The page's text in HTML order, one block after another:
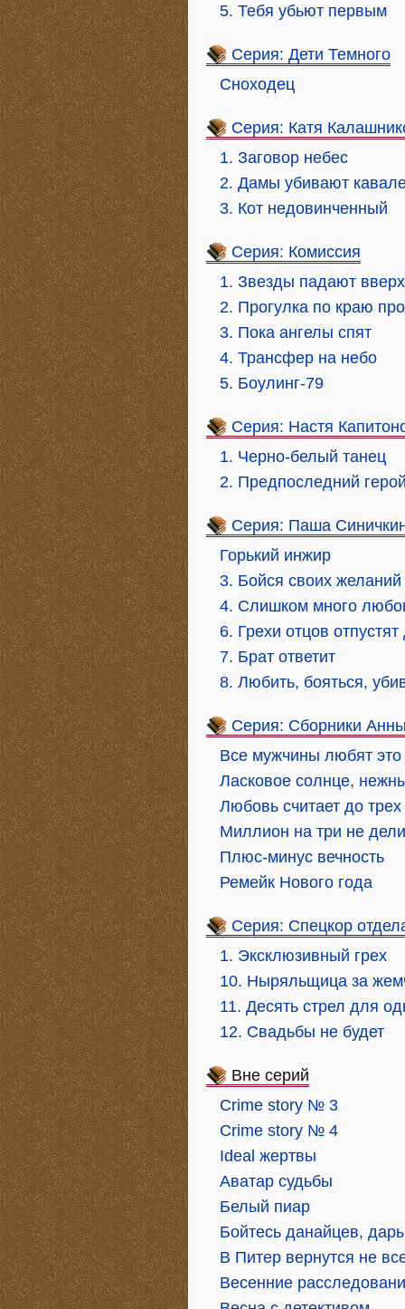
5. Тебя убьют первым
Серия: Дети Темного
Сноходец
Серия: Катя
1. Заговор небес
2. Дамы убивают
3. Кот недовинченный
Серия: Комиссия
1. Звезды падают вверх
2. Прогулка по краю
3. Пока ангелы спят
4. Трансфер на небо
5. Боулинг-79
Серия: Настя
1. Черно-белый танец
2. Предпоследний
Серия: Паша
Горький инжир
3. Бойся своих желаний
4. Слишком много
6. Грехи отцов отпустят
7. Брат ответит
8. Любить, бояться,
Серия: Сборники
Все мужчины любят это
Ласковое солнце,
Любовь считает до трех
Миллион на три не
Плюс-минус вечность
Ремейк Нового года
Серия: Спецкор
1. Эксклюзивный грех
10. Ныряльщица за
11. Десять стрел для
12. Свадьбы не будет
Вне серий
Crime story № 3
Crime story № 4
Ideal жертвы
Аватар судьбы
Белый пиар
Бойтесь данайцев,
В Питер вернутся не
Весенние